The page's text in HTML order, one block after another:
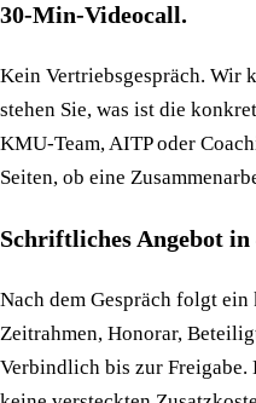
30-Min-Videocall.
Kein Vertriebsgespräch. Wir
stehen Sie, was ist die
KMU-Team, AITP oder
Seiten, ob eine
Schriftliches Angebot in
Nach dem Gespräch folgt
Zeitrahmen, Honorar,
Verbindlich bis zur Freigabe.